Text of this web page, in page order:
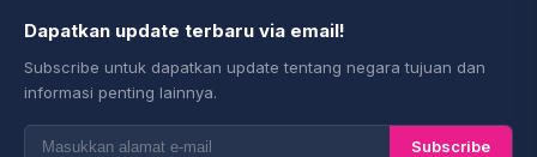
Dapatkan update terbaru via email!
Subscribe untuk dapatkan update tentang negara tujuan dan
informasi penting lainnya.
Subscribe